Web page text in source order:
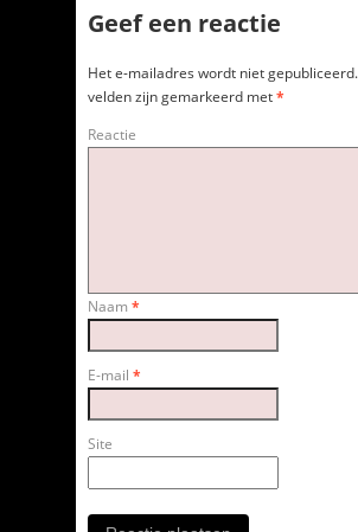
Geef een reactie
Het e-mailadres wordt niet gepubliceerd.
velden zijn gemarkeerd met*
Reactie
Naam *
E-mail *
Site